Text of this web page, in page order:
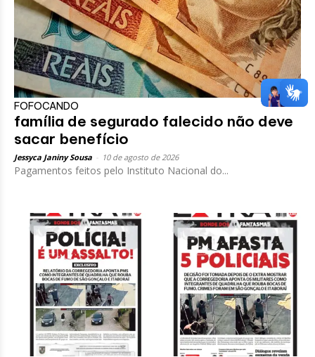
FOFOCANDO
família de segurado falecido não deve
sacar benefício
Jessyca Janiny Sousa 10 de agosto de 2026
Pagamentos feitos pelo Instituto Nacional do...